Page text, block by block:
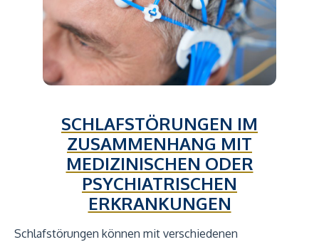
SCHLAFSTÖRUNGEN IM
ZUSAMMENHANG MIT
MEDIZINISCHEN ODER
PSYCHIATRISCHEN
ERKRANKUNGEN
Schlafstörungen können mit verschiedenen